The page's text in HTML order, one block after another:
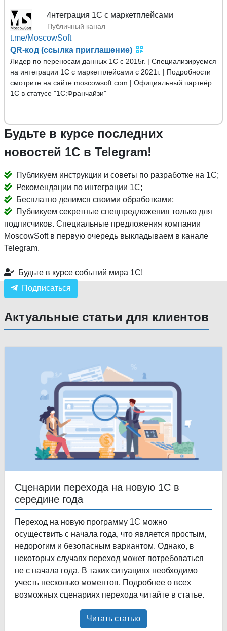
Публичный канал
t.me/MoscowSoft
QR-код (ссылка приглашение)
Лидер по переносам данных 1С с 2015г. | Специализируемся
на интеграции 1С с маркетплейсами с 2021г. | Подробности
смотрите на сайте moscowsoft.com | Официальный партнёр
1С в статусе "1С:Франчайзи"
Будьте в курсе последних
новостей 1С в Telegram!
Публикуем инструкции и советы по разработке на 1С;
Рекомендации по интеграции 1С;
Бесплатно делимся своими обработками;
Публикуем секретные спецпредложения только для
подписчиков. Специальные предложения компании
MoscowSoft в первую очередь выкладываем в канале
Telegram.
Будьте в курсе событий мира 1С!
Подписаться
Актуальные статьи для клиентов
Сценарии перехода на новую 1С в
середине года
Переход на новую программу 1С можно
осуществить с начала года, что является простым,
недорогим и безопасным вариантом. Однако, в
некоторых случаях переход может потребоваться
не с начала года. В таких ситуациях необходимо
учесть несколько моментов. Подробнее о всех
возможных сценариях перехода читайте в статье.
Читать статью